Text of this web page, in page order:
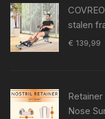
stalen
€ 139,99
Nose